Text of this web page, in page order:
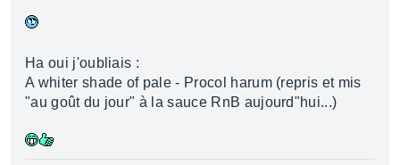
Ha oui j'oubliais :
A whiter shade of pale - Procol harum (repris et mis
"au goût du jour" à la sauce RnB aujourd"hui...)